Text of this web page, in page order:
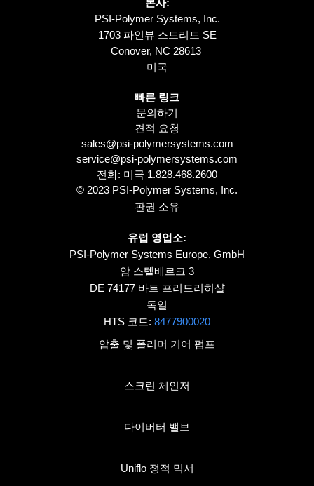
본사:
PSI-Polymer Systems, Inc.
1703 파인뷰 스트리트 SE
Conover, NC 28613
미국
빠른 링크
문의하기
견적 요청
sales@psi-polymersystems.com
service@psi-polymersystems.com
전화: 미국 1.828.468.2600
© 2023 PSI-Polymer Systems, Inc.
판권 소유
유럽 영업소:
PSI-Polymer Systems Europe, GmbH
암 스텔베르크 3
DE 74177 바트 프리드리히샬
독일
HTS 코드: 8477900020
압출 및 폴리머 기어 펌프
스크린 체인저
다이버터 밸브
Uniflo 정적 믹서